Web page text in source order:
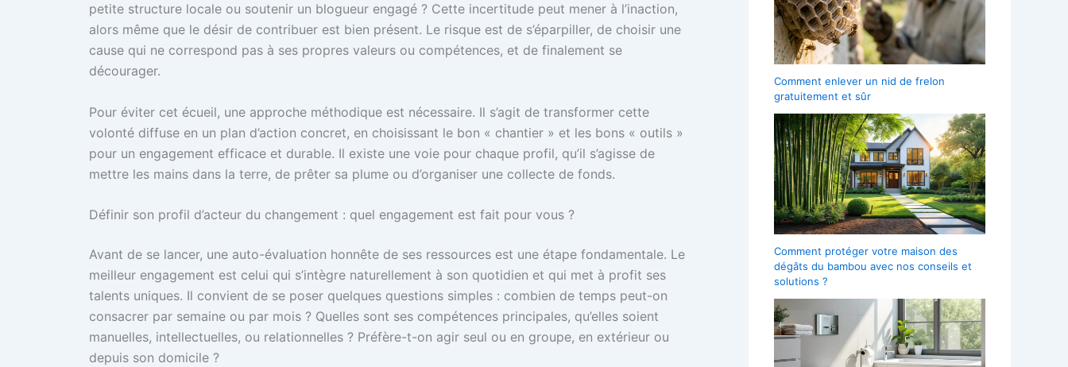
petite structure locale ou soutenir un blogueur engagé ? Cette incertitude peut mener à l’inaction,
alors même que le désir de contribuer est bien présent. Le risque est de s’éparpiller, de choisir une
cause qui ne correspond pas à ses propres valeurs ou compétences, et de finalement se
décourager.
Pour éviter cet écueil, une approche méthodique est nécessaire. Il s’agit de transformer cette
volonté diffuse en un plan d’action concret, en choisissant le bon « chantier » et les bons « outils »
pour un engagement efficace et durable. Il existe une voie pour chaque profil, qu’il s’agisse de
mettre les mains dans la terre, de prêter sa plume ou d’organiser une collecte de fonds.
Définir son profil d’acteur du changement : quel engagement est fait pour vous ?
Avant de se lancer, une auto-évaluation honnête de ses ressources est une étape fondamentale. Le
meilleur engagement est celui qui s’intègre naturellement à son quotidien et qui met à profit ses
talents uniques. Il convient de se poser quelques questions simples : combien de temps peut-on
consacrer par semaine ou par mois ? Quelles sont ses compétences principales, qu’elles soient
manuelles, intellectuelles, ou relationnelles ? Préfère-t-on agir seul ou en groupe, en extérieur ou
depuis son domicile ?
Comment enlever un nid de frelon
gratuitement et sûr
Comment protéger votre maison des
dégâts du bambou avec nos conseils et
solutions ?